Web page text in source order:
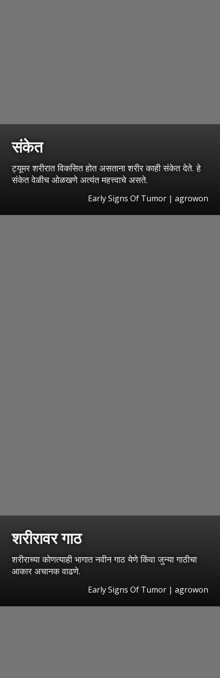
संकेत
ट्यूमर शरीरात विकसित होत असताना शरीर काही संकेत देते. हे
संकेत वेळीच ओळखणे अत्यंत महत्त्वाचे असते.
Early Signs Of Tumor | agrowon
शरीरावर गाठ
शरीराच्या कोणत्याही भागात नवीन गाठ येणे किंवा जुन्या गाठीचा
आकार अचानक वाढणे.
Early Signs Of Tumor | agrowon